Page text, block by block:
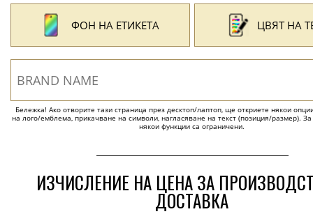
ФОН НА ЕТИКЕТА ЦВЯТ НА
Бележка! Ако отворите тази страница през десктоп/лаптоп, ще откриете някои
на лого/емблема, прикачване на символи, нагласяване на текст (позиция/размер).
някои функции са ограничени.
ИЗЧИСЛЕНИЕ НА ЦЕНА ЗА
ДОСТАВКА